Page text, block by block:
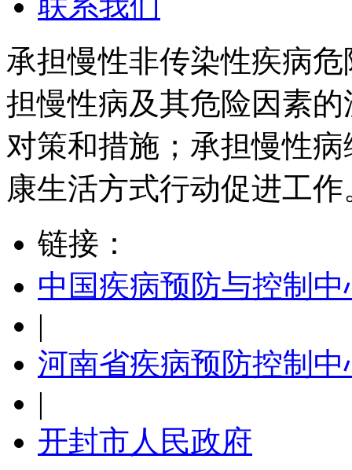
承担慢性非传染性疾病
担慢性病及其危险因素
对策和措施；承担慢性
康生活方式行动促进工作
链接：
中国疾病预防与控制中
|
河南省疾病预防控制中
|
开封市人民政府